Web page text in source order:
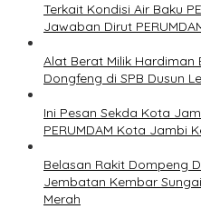
Terkait Kondisi Air Baku
Jawaban Dirut
Alat Berat Milik Hardiman
Dongfeng di SPB Dusun
Ini Pesan Sekda Kota
PERUMDAM Kota Jambi
Belasan Rakit Dompeng
Jembatan Kembar
Merah